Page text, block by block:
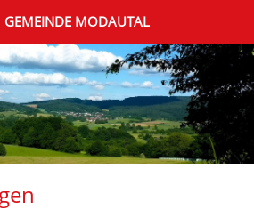
GEMEINDE MODAUTAL